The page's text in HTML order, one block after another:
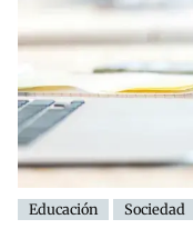
Educación Sociedad